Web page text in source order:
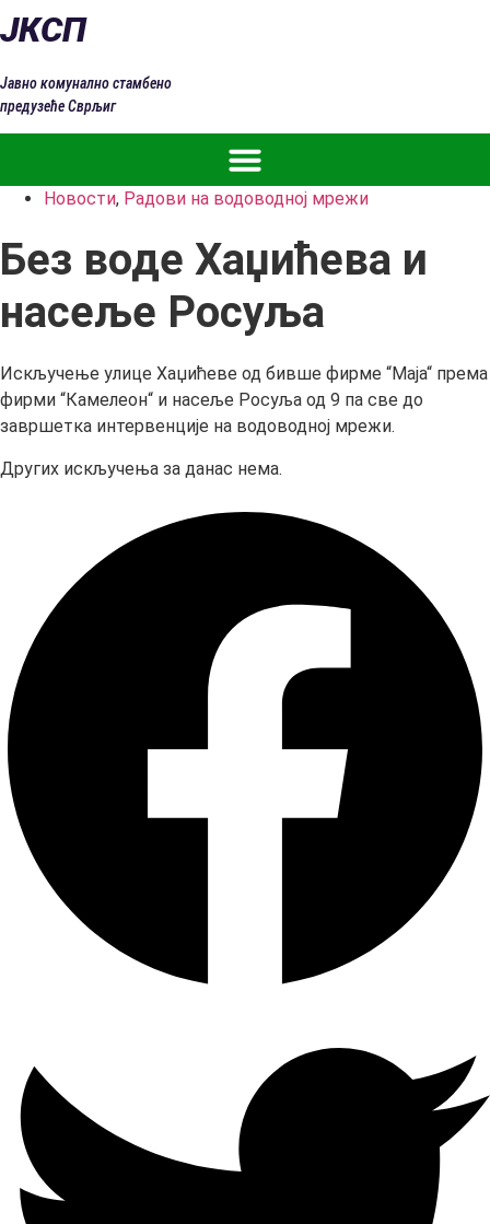
на
ЈКСП
Јавно комунално стамбено
предузеће Сврљиг
Новости, Радови на водоводној мрежи
Без воде Хаџићева и
насеље Росуља
Искључење улице Хаџићеве од бивше фирме “Маја“ према
фирми “Камелеон“ и насеље Росуља од 9 па све до
завршетка интервенције на водоводној мрежи.
Других искључења за данас нема.